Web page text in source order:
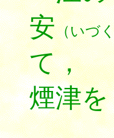
安（いづ
て，
煙津